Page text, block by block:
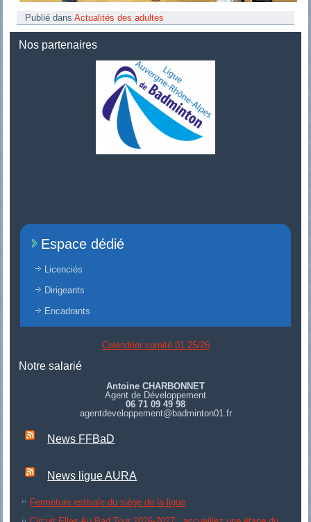
Publié dans Actualités des adultes
Nos partenaires
Espace dédié
Licenciés
Dirigeants
Encadrants
Calendrier comité 01 25/26
Notre salarié
Antoine CHARBONNET
Agent de Développement
06 71 09 49 98
agentdeveloppement@badminton01.fr
News FFBaD
News ligue AURA
Fermeture estivale du siège de la ligue